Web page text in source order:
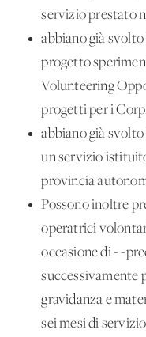
servizio prestato
abbiano già
progetto
Volunteering
progetti per i
abbiano già
un servizio
provincia
Possono inoltre
operatrici
occasione di - -
successivamente
gravidanza e
sei mesi di